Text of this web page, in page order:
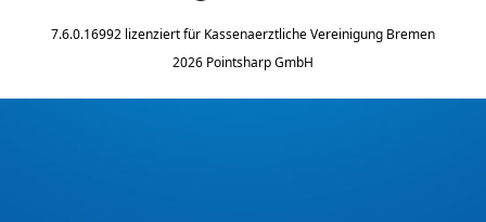
7.6.0.16992 lizenziert für Kassenaerztliche Vereinigung Bremen
2026 Pointsharp GmbH